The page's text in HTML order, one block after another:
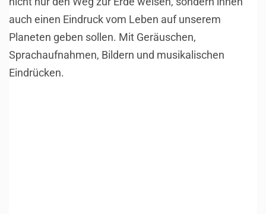
auch einen Eindruck vom Leben auf unserem
Planeten geben sollen. Mit Geräuschen,
Sprachaufnahmen, Bildern und musikalischen
Eindrücken.